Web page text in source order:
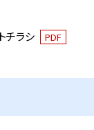
チラシ PDF